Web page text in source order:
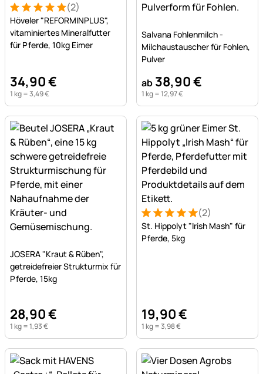
Bewertung: 5 von 5 (2 Bewertungen)
2 Bewertungen
(2)
Höveler "REFORMINPLUS",
vitaminiertes Mineralfutter
für Pferde, 10kg Eimer
34,90€
1 kg =3,49€
Salvana Fohlenmilch -
Milchaustauscher für Fohlen,
Pulver
ab 38,90€
1 kg =12,97€
Noch keine Bewertungen abgegeben
JOSERA "Kraut & Rüben",
getreidefreier Strukturmix für
Pferde, 15kg
28,90€
1 kg =1,93€
Bewertung: 5 von 5 (2
2 Bewertungen
(2)
St. Hippolyt "Irish Mash" für
Pferde, 5kg
19,90€
1 kg =3,98€